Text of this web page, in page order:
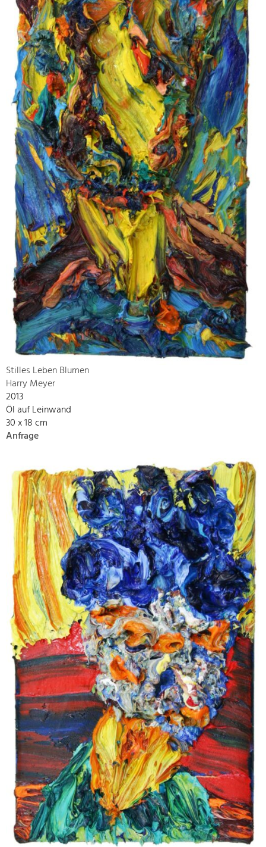
Stilles Leben Blumen
Harry Meyer
2013
Öl auf Leinwand
30 x 18 cm
Anfrage